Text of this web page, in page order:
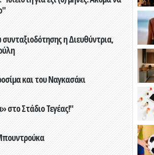
η Διευθύντρια,
και του Ναγκασάκι
στο Στάδιο Τεγέας!"